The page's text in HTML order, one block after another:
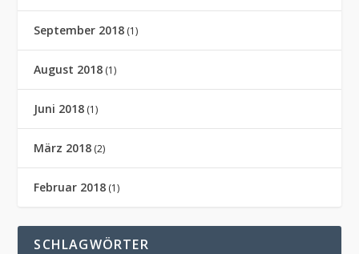
September 2018 (1)
August 2018 (1)
Juni 2018 (1)
März 2018 (2)
Februar 2018 (1)
SCHLAGWÖRTER